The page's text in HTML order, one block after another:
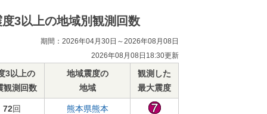
度3以上の地域別観測回数
期間：2026年04月30日～2026年08月08日
2026年08月08日18:30更新
3以上の
観測回数
地域震度の
地域
観測した
最大震度
72回 熊本県熊本